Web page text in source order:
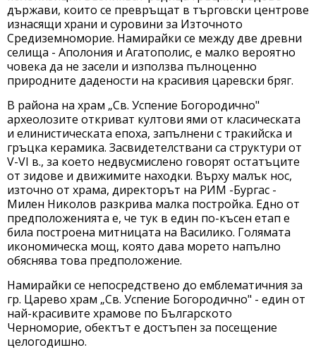
държави, които се превръщат в търговски центрове
изнасящи храни и суровини за Източното
Средиземноморие. Намирайки се между две древни
селища - Аполония и Агатополис, е малко вероятно
човека да не засели и използва пълноценно
природните дадености на красивия царевски бряг.
В района на храм „Св. Успение Богородично"
археолозите откриват култови ями от класическата
и елинистическата епоха, запълнени с тракийска и
гръцка керамика. Засвидетелствани са структури от
V-VI в., за което недвусмислено говорят остатъците
от зидове и движимите находки. Върху малък нос,
източно от храма, директорът на РИМ -Бургас -
Милен Николов разкрива малка постройка. Едно от
предположенията е, че тук в един по-късен етап е
била построена митницата на Василико. Голямата
икономическа мощ, която дава морето напълно
обяснява това предположение.
Намирайки се непосредствено до емблематичния за
гр. Царево храм „Св. Успение Богородично" - един от
най-красивите храмове по Българското
Черноморие, обектът е достъпен за посещение
целогодишно.